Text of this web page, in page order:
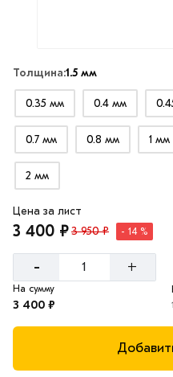
Толщина:1.5 мм
0.35 мм 0.4 мм
0.7 мм 0.8 мм 1 мм
2 мм
Цена за лист
3 400 ₽3 950 ₽ - 14 %
- +
На сумму
3 400 ₽